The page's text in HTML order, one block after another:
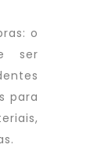
o
ser
para